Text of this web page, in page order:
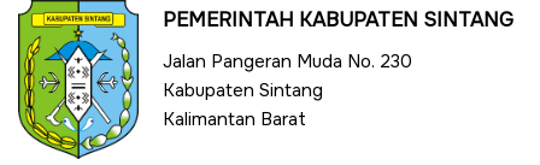
PEMERINTAH KABUPATEN SINTANG
Jalan Pangeran Muda No. 230
Kabupaten Sintang
Kalimantan Barat